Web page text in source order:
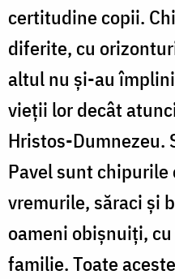
certitudine copii.
diferite, cu
altul nu și-au
vieții lor decât
Hristos-Dumnezeu.
Pavel sunt
vremurile, săraci și
oameni obișnuiți,
familie. Toate